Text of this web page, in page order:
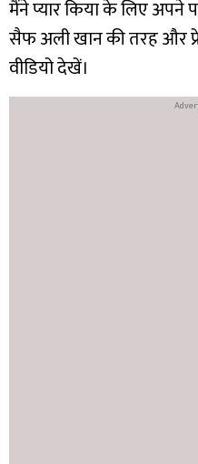
मैंने प्यार किया के लिए
सैफ अली खान की तरह और
वीडियो देखें।